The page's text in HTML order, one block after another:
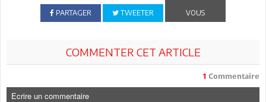
PARTAGER TWEETER
VOUS
COMMENTER CET ARTICLE
1 Commentaire
Ecrire un commentaire